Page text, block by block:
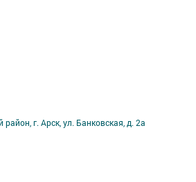
г. Арск, ул. Банковская, д. 2а